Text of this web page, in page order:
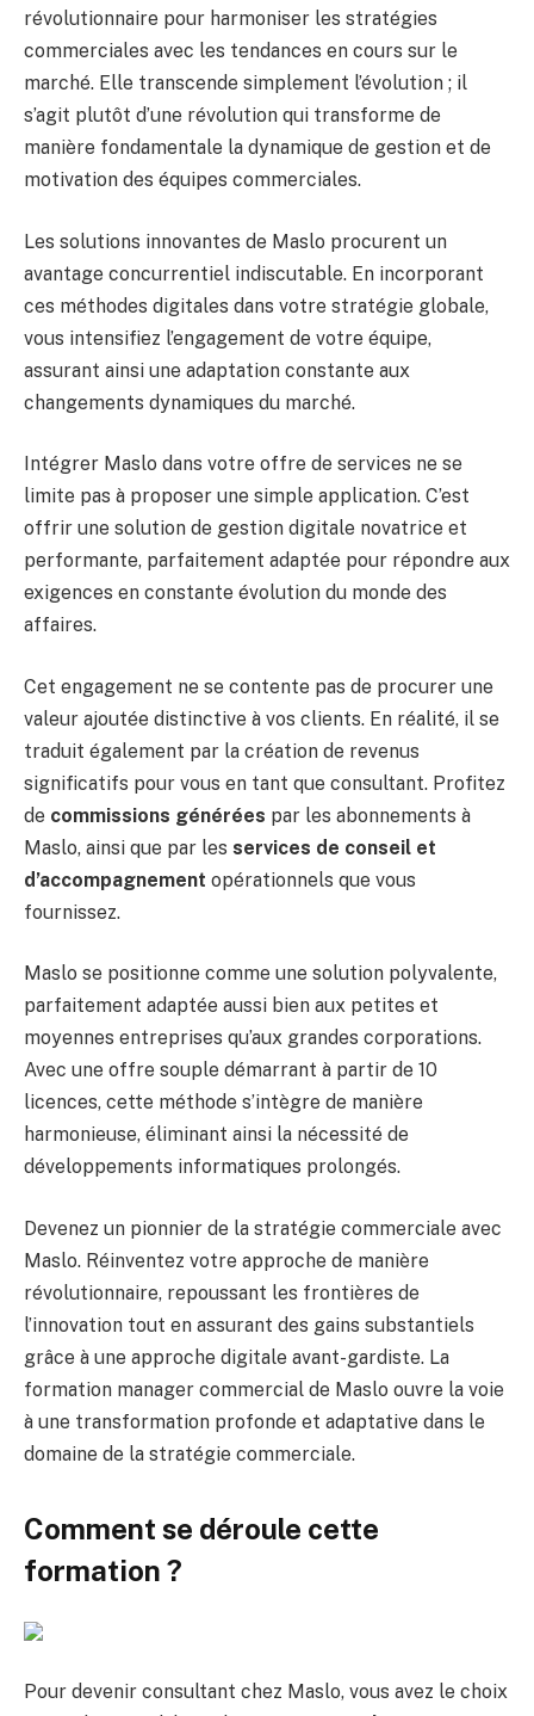
révolutionnaire pour harmoniser les stratégies
commerciales avec les tendances en cours sur le
marché. Elle transcende simplement l’évolution ; il
s’agit plutôt d’une révolution qui transforme de
manière fondamentale la dynamique de gestion et de
motivation des équipes commerciales.
Les solutions innovantes de Maslo procurent un
avantage concurrentiel indiscutable. En incorporant
ces méthodes digitales dans votre stratégie globale,
vous intensifiez l’engagement de votre équipe,
assurant ainsi une adaptation constante aux
changements dynamiques du marché.
Intégrer Maslo dans votre offre de services ne se
limite pas à proposer une simple application. C’est
offrir une solution de gestion digitale novatrice et
performante, parfaitement adaptée pour répondre aux
exigences en constante évolution du monde des
affaires.
Cet engagement ne se contente pas de procurer une
valeur ajoutée distinctive à vos clients. En réalité, il se
traduit également par la création de revenus
significatifs pour vous en tant que consultant. Profitez
de commissions générées par les abonnements à
Maslo, ainsi que par les services de conseil et
d’accompagnement opérationnels que vous
fournissez.
Maslo se positionne comme une solution polyvalente,
parfaitement adaptée aussi bien aux petites et
moyennes entreprises qu’aux grandes corporations.
Avec une offre souple démarrant à partir de 10
licences, cette méthode s’intègre de manière
harmonieuse, éliminant ainsi la nécessité de
développements informatiques prolongés.
Devenez un pionnier de la stratégie commerciale avec
Maslo. Réinventez votre approche de manière
révolutionnaire, repoussant les frontières de
l’innovation tout en assurant des gains substantiels
grâce à une approche digitale avant-gardiste. La
formation manager commercial de Maslo ouvre la voie
à une transformation profonde et adaptative dans le
domaine de la stratégie commerciale.
Comment se déroule cette
formation ?
Pour devenir consultant chez Maslo, vous avez le choix